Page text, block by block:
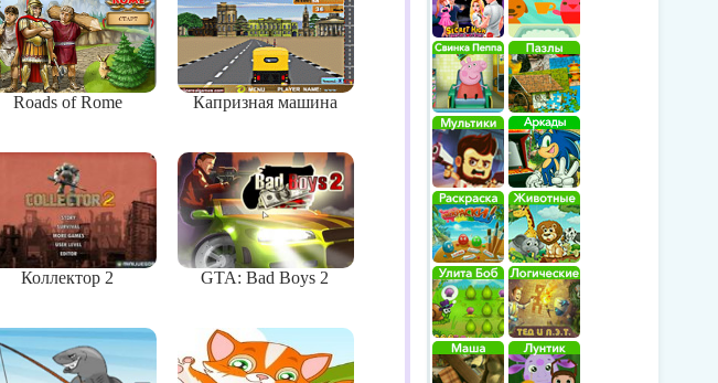
Roads of Rome Капризная машина
Коллектор 2 GTA: Bad Boys 2